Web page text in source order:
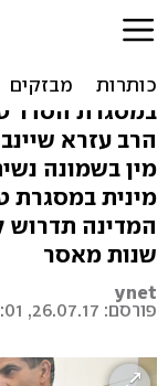
הרב
בטיפול
במסגרת הסדר
הרב עזרא
מין בשמונה
מינית במסגרת
המדינה תדרוש
שנות מאסר
ynet
פורסם: 26.07.17, 17:01